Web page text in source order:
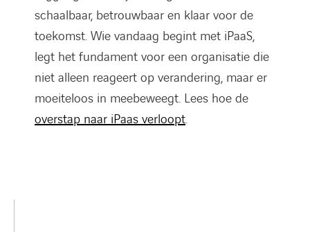
schaalbaar, betrouwbaar en klaar voor de
toekomst. Wie vandaag begint met iPaaS,
legt het fundament voor een organisatie die
niet alleen reageert op verandering, maar er
moeiteloos in meebeweegt. Lees hoe de
overstap naar iPaas verloopt.